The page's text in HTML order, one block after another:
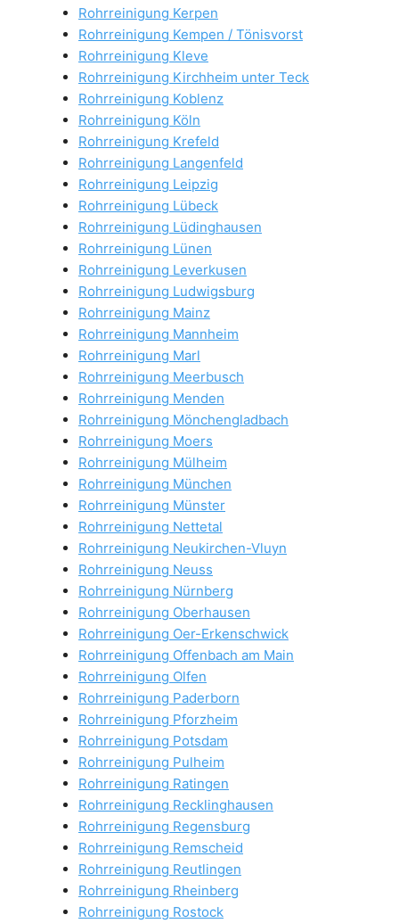
Rohrreinigung Kerpen
Rohrreinigung Kempen / Tönisvorst
Rohrreinigung Kleve
Rohrreinigung Kirchheim unter Teck
Rohrreinigung Koblenz
Rohrreinigung Köln
Rohrreinigung Krefeld
Rohrreinigung Langenfeld
Rohrreinigung Leipzig
Rohrreinigung Lübeck
Rohrreinigung Lüdinghausen
Rohrreinigung Lünen
Rohrreinigung Leverkusen
Rohrreinigung Ludwigsburg
Rohrreinigung Mainz
Rohrreinigung Mannheim
Rohrreinigung Marl
Rohrreinigung Meerbusch
Rohrreinigung Menden
Rohrreinigung Mönchengladbach
Rohrreinigung Moers
Rohrreinigung Mülheim
Rohrreinigung München
Rohrreinigung Münster
Rohrreinigung Nettetal
Rohrreinigung Neukirchen-Vluyn
Rohrreinigung Neuss
Rohrreinigung Nürnberg
Rohrreinigung Oberhausen
Rohrreinigung Oer-Erkenschwick
Rohrreinigung Offenbach am Main
Rohrreinigung Olfen
Rohrreinigung Paderborn
Rohrreinigung Pforzheim
Rohrreinigung Potsdam
Rohrreinigung Pulheim
Rohrreinigung Ratingen
Rohrreinigung Recklinghausen
Rohrreinigung Regensburg
Rohrreinigung Remscheid
Rohrreinigung Reutlingen
Rohrreinigung Rheinberg
Rohrreinigung Rostock